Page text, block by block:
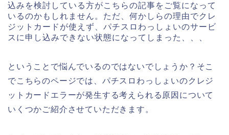
込みを検討している方がこちらの記事をご覧になって
いるのかもしれません。ただ、何かしらの理由でクレ
ジットカードが使えず、パチスロわっしょいのサービ
スに申し込みできない状態になってしまった、、、
ということで悩んでいるのではないでしょうか？そこ
でこちらのページでは、パチスロわっしょいのクレジ
ットカードエラーが発生する考えられる原因について
いくつかご紹介させていただきます。